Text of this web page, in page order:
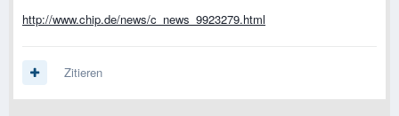
http://www.chip.de/news/c_news_9923279.html
Zitieren